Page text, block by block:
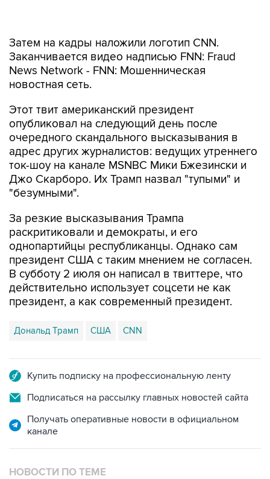
News Network - FNN: Мошенническая
новостная сеть.
Этот твит американский президент
очередного скандального высказывания в
адрес других журналистов: ведущих утреннего
ток-шоу на канале MSNBC Мики Бжезински и
Джо Скарборо. Их Трамп назвал "тупыми" и
"безумными".
За резкие высказывания Трампа
однопартийцы республиканцы. Однако сам
президент США с таким мнением не согласен.
В субботу 2 июля он написал в твиттере, что
действительно использует соцсети не как
президент, а как современный президент.
Дональд Трамп США CNN
Подписаться на рассылку главных новостей сайта
Получать оперативные новости в официальном
НОВОСТИ ПО ТЕМЕ
1 июля 2017 года 19:05